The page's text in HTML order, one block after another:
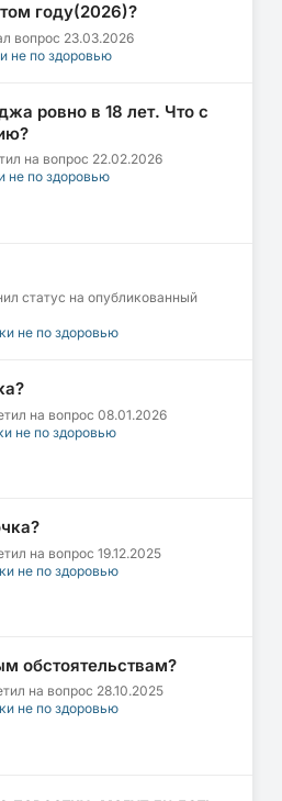
году(2026)?
вопрос 23.03.2026
не по здоровью
ровно в 18 лет. Что с
на вопрос 22.02.2026
не по здоровью
статус на опубликованный
не по здоровью
на вопрос 08.01.2026
не по здоровью
на вопрос 19.12.2025
не по здоровью
обстоятельствам?
на вопрос 28.10.2025
не по здоровью